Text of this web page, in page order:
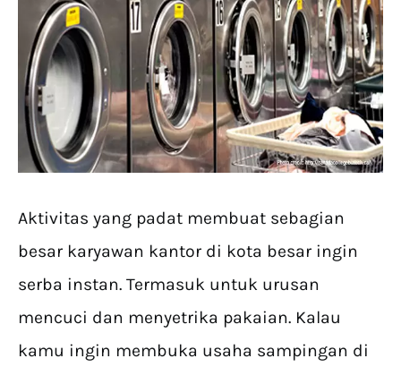
Aktivitas yang padat membuat sebagian
besar karyawan kantor di kota besar ingin
serba instan. Termasuk untuk urusan
mencuci dan menyetrika pakaian. Kalau
kamu ingin membuka usaha sampingan di